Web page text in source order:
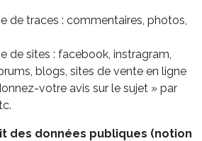
de traces : commentaires, photos,
de sites : facebook, instragram,
blogs, sites de vente en ligne
votre avis sur le sujet » par
des données publiques (notion